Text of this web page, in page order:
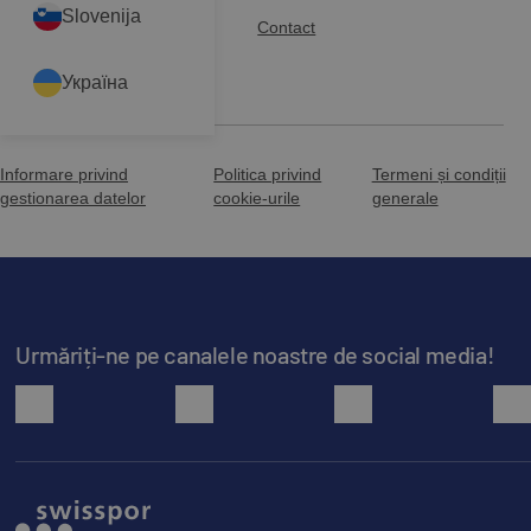
Baza de cunoștințe
Descărcări
Contact
Informare privind
gestionarea datelor
Politica privind
cookie-urile
Termeni și condiții
generale
Urmăriți-ne pe canalele noastre de social media!
facebook youtube instagram
Slovenija
Україна